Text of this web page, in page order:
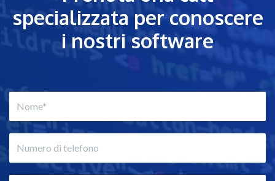
specializzata per conoscere
i nostri software